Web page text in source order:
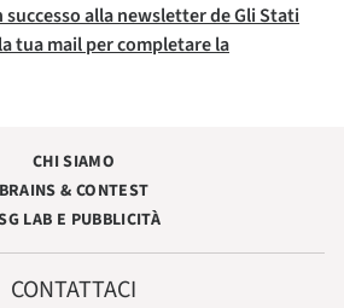
alla newsletter de Gli Stati
tua mail per completare la
CHI SIAMO
BRAINS & CONTEST
LAB E PUBBLICITÀ
CONTATTACI